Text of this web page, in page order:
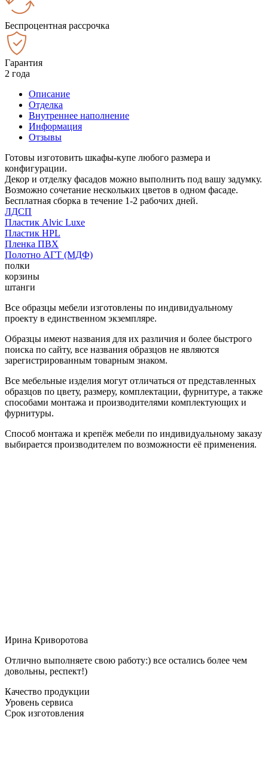
Беспроцентная рассрочка
Гарантия
2 года
Описание
Отделка
Внутреннее наполнение
Информация
Отзывы
Готовы изготовить шкафы-купе любого размера и
конфигурации.
Декор и отделку фасадов можно выполнить под вашу задумку.
Возможно сочетание нескольких цветов в одном фасаде.
Бесплатная сборка в течение 1-2 рабочих дней.
ЛДСП
Пластик Alvic Luxe
Пластик HPL
Пленка ПВХ
Полотно АГТ (МДФ)
полки
корзины
штанги
Все образцы мебели изготовлены по индивидуальному
проекту в единственном экземпляре.
Образцы имеют названия для их различия и более быстрого
поиска по сайту, все названия образцов не являются
зарегистрированным товарным знаком.
Все мебельные изделия могут отличаться от представленных
образцов по цвету, размеру, комплектации, фурнитуре, а также
способами монтажа и производителями комплектующих и
фурнитуры.
Способ монтажа и крепёж мебели по индивидуальному заказу
выбирается производителем по возможности её применения.
Ирина Криворотова
Отлично выполняете свою работу:) все остались более чем
довольны, респект!)
Качество продукции
Уровень сервиса
Срок изготовления